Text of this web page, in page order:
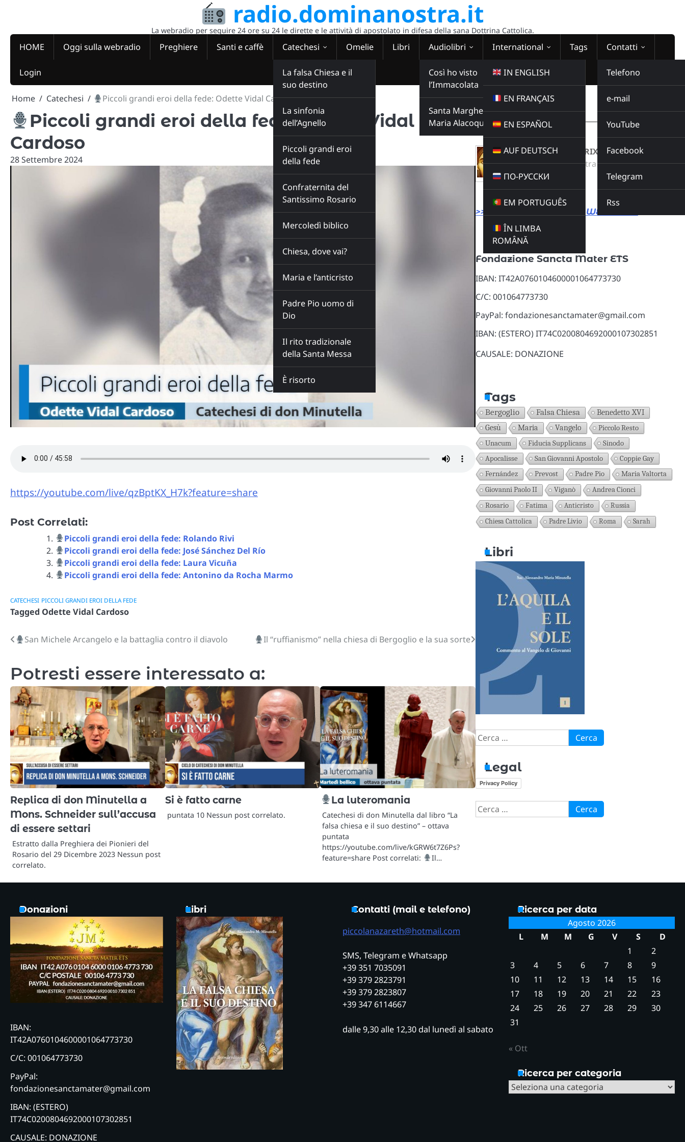
radio.dominanostra.it
La webradio per seguire 24 ore su 24 le dirette e le attività di apostolato in difesa della sana Dottrina Cattolica.
HOME Oggi sulla webradio Preghiere Santi e caffè Catechesi
La falsa Chiesa e il
suo destino
La sinfonia
dell’Agnello
Piccoli grandi eroi
della fede
Confraternita del
Santissimo Rosario
Mercoledì biblico
Chiesa, dove vai?
Maria e l’anticristo
Padre Pio uomo di
Dio
Il rito tradizionale
della Santa Messa
È risorto
Omelie Libri Audiolibri
Così ho visto
l’Immacolata
Santa Margherita
Maria Alacoque
International
IN ENGLISH
EN FRANÇAIS
EN ESPAÑOL
AUF DEUTSCH
ПО-РУССКИ
EM PORTUGUÊS
ÎN LIMBA
ROMÂNĂ
Tags Contatti
Telefono
e-mail
YouTube
Facebook
Telegram
Rss
Login
Home Catechesi Piccoli grandi eroi della fede: Odette Vidal Cardoso
Piccoli grandi eroi della fede: Odette Vidal
Cardoso
28 Settembre 2024
https://youtube.com/live/qzBptKX_H7k?feature=share
Post Correlati:
Piccoli grandi eroi della fede: Rolando Rivi
Piccoli grandi eroi della fede: José Sánchez Del Río
Piccoli grandi eroi della fede: Laura Vicuña
Piccoli grandi eroi della fede: Antonino da Rocha Marmo
CATECHESI PICCOLI GRANDI EROI DELLA FEDE
Tagged Odette Vidal Cardoso
Navigazione
San Michele Arcangelo e la battaglia contro il diavolo Il “ruffianismo” nella chiesa di Bergoglio e la sua sorte
Potresti essere interessato a:
Replica di don Minutella a
Mons. Schneider sull’accusa
di essere settari
Estratto dalla Preghiera dei Pionieri del
Rosario del 29 Dicembre 2023 Nessun post
correlato.
Si è fatto carne
puntata 10 Nessun post correlato.
La luteromania
Catechesi di don Minutella dal libro “La
falsa chiesa e il suo destino” – ottava
puntata
https://youtube.com/live/kGRW6t7Z6Ps?
feature=share Post correlati:
Il…
WEBRADIO
00:00:00
VIRGO DEI GENETRIX
Radio Domina Nostra
MUSICA
Buy this album
>>> LINK DIRETTO ALLA WEBRADIO
Donazioni
Fondazione Sancta Mater ETS
IBAN: IT42A0760104600001064773730
C/C: 001064773730
PayPal: fondazionesanctamater@gmail.com
IBAN: (ESTERO) IT74C0200804692000107302851
CAUSALE: DONAZIONE
Tags
Bergoglio Falsa Chiesa Benedetto XVI
Gesù Maria Vangelo
Piccolo Resto
Unacum
Fiducia Supplicans
Sinodo
Apocalisse
San Giovanni Apostolo Coppie Gay
Fernández Prevost Padre Pio
Maria Valtorta
Giovanni Paolo II
Viganò
Andrea Cionci
Rosario
Fatima Anticristo
Russia
Chiesa Cattolica
Padre Livio Roma Sarah
Libri
Ricerca
per:
Legal
Privacy Policy
Ricerca
per:
Donazioni
IBAN:
IT42A0760104600001064773730
C/C: 001064773730
PayPal:
fondazionesanctamater@gmail.com
IBAN: (ESTERO)
IT74C0200804692000107302851
CAUSALE: DONAZIONE
Libri
Contatti (mail e telefono)
piccolanazareth@hotmail.com
SMS, Telegram e Whatsapp
+39 351 7035091
+39 379 2823791
+39 379 2823807
+39 347 6114667
dalle 9,30 alle 12,30 dal lunedì al sabato
Ricerca per data
Agosto 2026
L
M M G V S
D
1
2
3
4 5 6 7 8
9
10
11 12 13 14 15
16
17
18 19 20 21 22
23
24
25 26 27 28 29
30
31
« Ott
Ricerca per categoria
Ricerca